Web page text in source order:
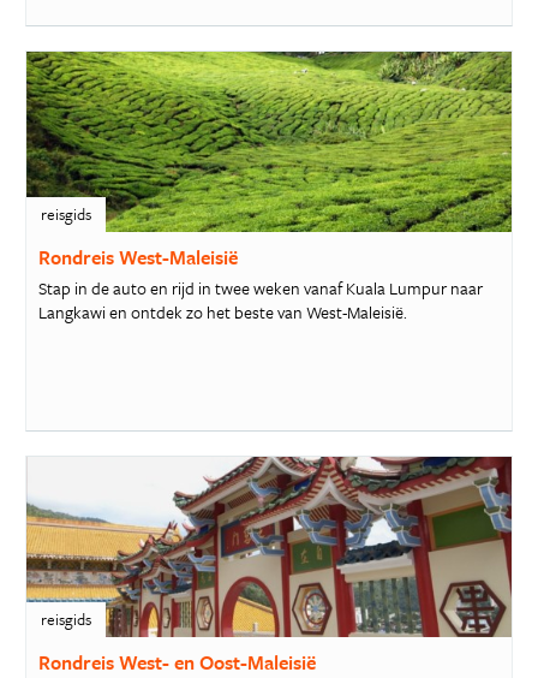
reisgids
Rondreis West-Maleisië
Stap in de auto en rijd in twee weken vanaf Kuala Lumpur naar
Langkawi en ontdek zo het beste van West-Maleisië.
reisgids
Rondreis West- en Oost-Maleisië